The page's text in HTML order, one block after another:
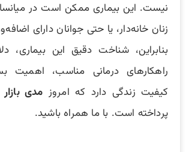
نیست. این بیماری ممکن است در
زنان خانه‌دار، یا حتی جوانان دارای
بنابراین، شناخت دقیق این بیماری،
راهکارهای درمانی مناسب، اهمیت
کیفیت زندگی دارد که امروز مدی بازار
پرداخته است. با ما همراه باشید.